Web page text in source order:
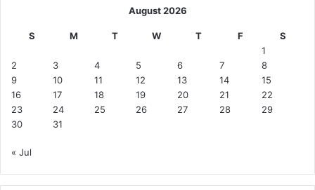
August 2026
S M T W T F
S
1
2
3 4 5 6 7
8
9
10 11 12 13 14
15
16
17 18 19 20 21
22
23
24 25 26 27 28
29
30
31
« Jul